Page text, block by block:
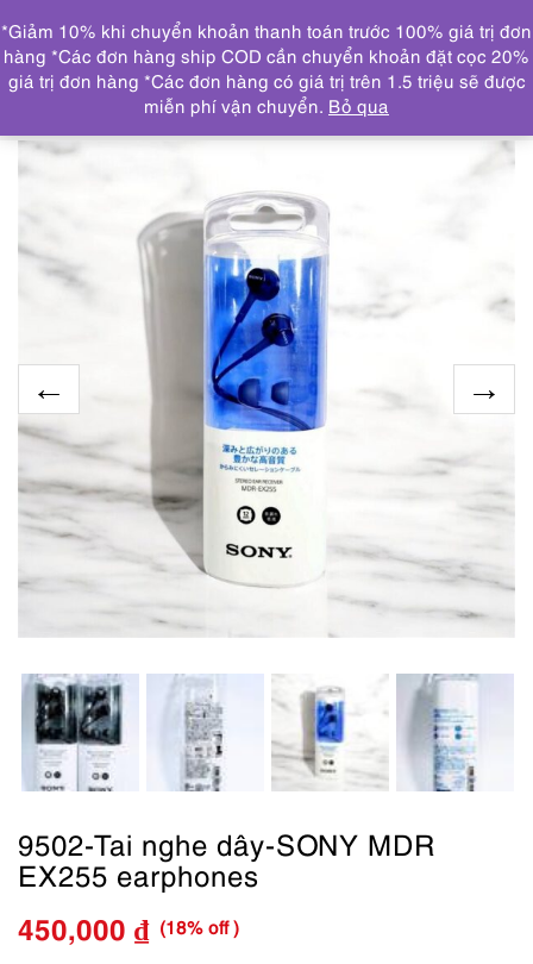
DANH MỤC
Trang chủ THƯƠNG HIỆU NỔI BẬT
OTHERS
9502-Tai nghe dây-SONY MDR EX255 earphones
9502-Tai nghe dây-SONY MDR
EX255 earphones
Giá
450,000 ₫
Giá
(18% off )
*Giảm 10% khi chuyển khoản thanh toán trước 100% giá trị đơn
hàng *Các đơn hàng ship COD cần chuyển khoản đặt cọc 20%
giá trị đơn hàng *Các đơn hàng có giá trị trên 1.5 triệu sẽ được
miễn phí vận chuyển. Bỏ qua